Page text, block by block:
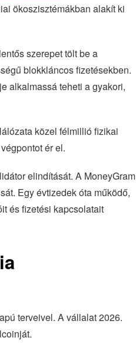
ökoszisztémákban alakít ki
szerepet tölt be a
blokkláncos fizetésekben.
alkalmassá teheti a gyakori,
közel félmillió fizikai
ér el.
elindítását. A MoneyGram
Egy évtizedek óta működő,
és fizetési kapcsolatait
terveivel. A vállalat 2026.